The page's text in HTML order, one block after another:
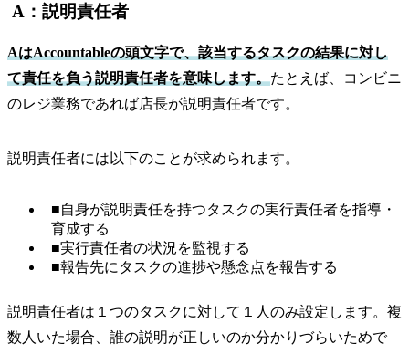
A：説明責任者
AはAccountableの頭文字で、該当するタスクの結果に対し
て責任を負う説明責任者を意味します。たとえば、コンビニ
のレジ業務であれば店長が説明責任者です。
説明責任者には以下のことが求められます。
■自身が説明責任を持つタスクの実行責任者を指導・
育成する
■実行責任者の状況を監視する
■報告先にタスクの進捗や懸念点を報告する
説明責任者は１つのタスクに対して１人のみ設定します。複
数人いた場合、誰の説明が正しいのか分かりづらいためで